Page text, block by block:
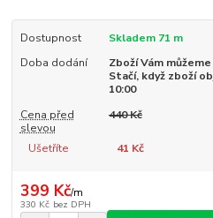
Dostupnost
Skladem 71 m
Doba dodání
Zboží Vám
Stačí, když zboží
10:00
Cena před
slevou
440 Kč
Ušetříte 41 Kč
399 Kč/m
330 Kč bez DPH